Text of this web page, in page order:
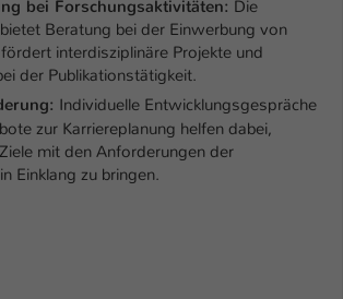
bei Forschungsaktivitäten: Die
Beratung bei der Einwerbung von
interdisziplinäre Projekte und
der Publikationstätigkeit.
Individuelle Entwicklungsgespräche
zur Karriereplanung helfen dabei,
mit den Anforderungen der
Einklang zu bringen.
kann der eingeloggte Benutzer
wiedererkannt werden und es wird ihm
Zugang zu geschützten Bereichen
gewährt.
be_typo_user